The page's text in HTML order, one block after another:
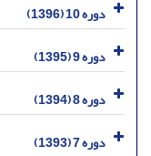
دوره 10 (1396)
دوره 9 (1395)
دوره 8 (1394)
دوره 7 (1393)